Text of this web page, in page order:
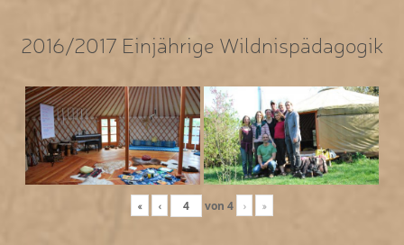
2016/2017 Einjährige Wildnispädagogik
« ‹ von 4 › »